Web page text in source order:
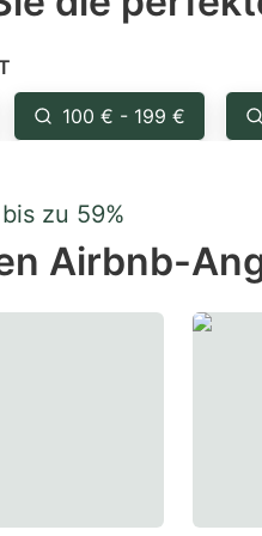
100 € - 199 €
zu 59%
Airbnb-